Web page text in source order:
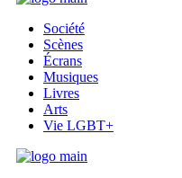
Société
Scènes
Écrans
Musiques
Livres
Arts
Vie LGBT+